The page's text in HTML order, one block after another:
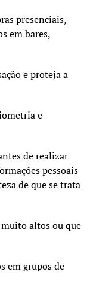
presenciais,
em bares,
e proteja a
e
de realizar
pessoais
de que se trata
altos ou que
em grupos de